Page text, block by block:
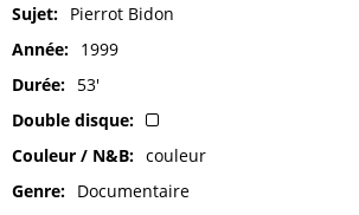
Sujet
Pierrot Bidon
Année
1999
Durée
53'
Double disque
Couleur / N&B
couleur
Genre
Documentaire